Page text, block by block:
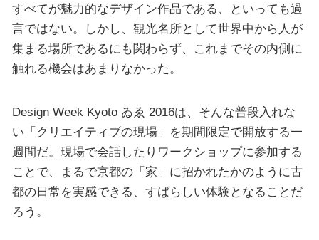
すべてが魅力的なデザイン作品である、といっても過
言ではない。しかし、観光名所として世界中から人が
集まる場所であるにも関わらず、これまでその内側に
触れる機会はあまりなかった。
Design Week Kyoto ゐゑ 2016は、そんな普段入れな
い「クリエイティブの現場」を期間限定で開放する一
週間だ。現場で会話したりワークショップに参加する
ことで、まるで京都の「家」に招かれたかのように古
都の日常を実感できる、すばらしい体験となることだ
ろう。